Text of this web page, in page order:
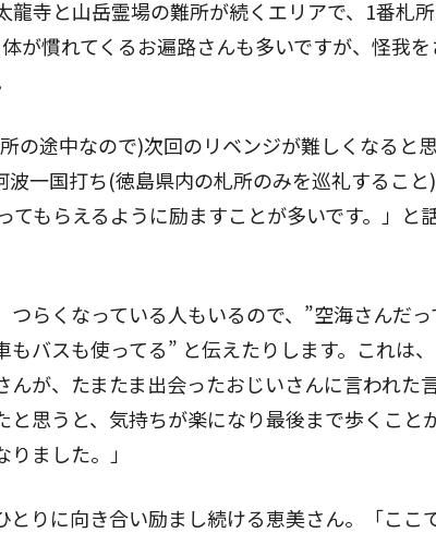
龍寺と山岳霊場の難所が続くエリアで、1番札
が慣れてくるお遍路さんも多いですが、怪我
の途中なので)次回のリベンジが難しくなると
波一国打ち(徳島県内の札所のみを巡礼するこ
てもらえるように励ますことが多いです。」と
つらくなっている人もいるので、”空海さんだ
バスも使ってる” と伝えたりします。これは
が、たまたま出会ったおじいさんに言われた
と思うと、気持ちが楽になり最後まで歩くこと
ました。」
りに向き合い励まし続ける恵美さん。「ここ